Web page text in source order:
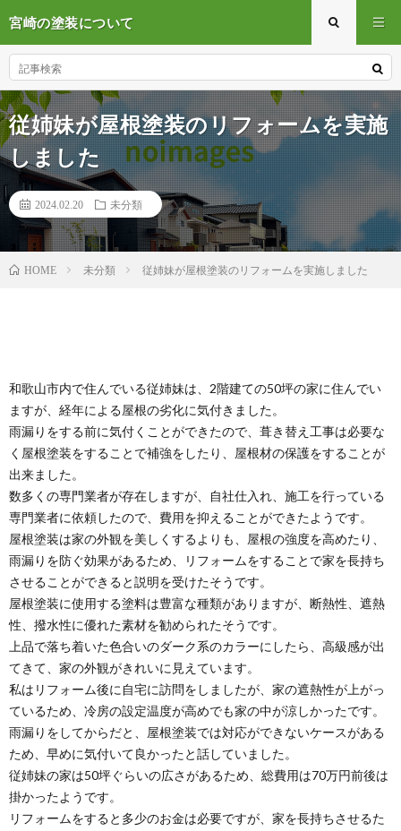
宮崎の塗装について
従姉妹が屋根塗装のリフォームを実施
しました
2024.02.20 未分類
HOME 未分類 従姉妹が屋根塗装のリフォームを実施しました
和歌山市内で住んでいる従姉妹は、2階建ての50坪の家に住んでい
ますが、経年による屋根の劣化に気付きました。
雨漏りをする前に気付くことができたので、葺き替え工事は必要な
く屋根塗装をすることで補強をしたり、屋根材の保護をすることが
出来ました。
数多くの専門業者が存在しますが、自社仕入れ、施工を行っている
専門業者に依頼したので、費用を抑えることができたようです。
屋根塗装は家の外観を美しくするよりも、屋根の強度を高めたり、
雨漏りを防ぐ効果があるため、リフォームをすることで家を長持ち
させることができると説明を受けたそうです。
屋根塗装に使用する塗料は豊富な種類がありますが、断熱性、遮熱
性、撥水性に優れた素材を勧められたそうです。
上品で落ち着いた色合いのダーク系のカラーにしたら、高級感が出
てきて、家の外観がきれいに見えています。
私はリフォーム後に自宅に訪問をしましたが、家の遮熱性が上がっ
ているため、冷房の設定温度が高めでも家の中が涼しかったです。
雨漏りをしてからだと、屋根塗装では対応ができないケースがある
ため、早めに気付いて良かったと話していました。
従姉妹の家は50坪ぐらいの広さがあるため、総費用は70万円前後は
掛かったようです。
リフォームをすると多少のお金は必要ですが、家を長持ちさせるた